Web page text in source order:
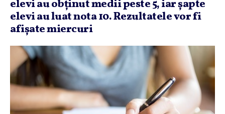
elevi au obţinut medii peste 5, iar şapte
elevi au luat nota 10. Rezultatele vor fi
afişate miercuri